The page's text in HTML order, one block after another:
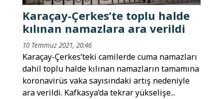
Karaçay-Çerkes’te toplu halde
kılınan namazlara ara verildi
10 Temmuz 2021, 20:46
Karaçay-Çerkes’teki camilerde cuma namazları
dahil toplu halde kılınan namazların tamamına
koronavirüs vaka sayısındaki artış nedeniyle
ara verildi. Kafkasya’da tekrar yükselişe...